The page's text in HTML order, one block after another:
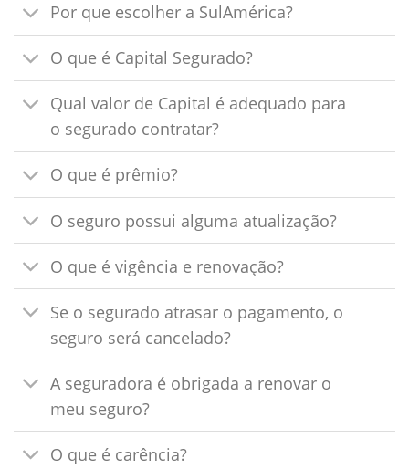
Por que escolher a SulAmérica?
O que é Capital Segurado?
Qual valor de Capital é adequado para
o segurado contratar?
O que é prêmio?
O seguro possui alguma atualização?
O que é vigência e renovação?
Se o segurado atrasar o pagamento, o
seguro será cancelado?
A seguradora é obrigada a renovar o
meu seguro?
O que é carência?